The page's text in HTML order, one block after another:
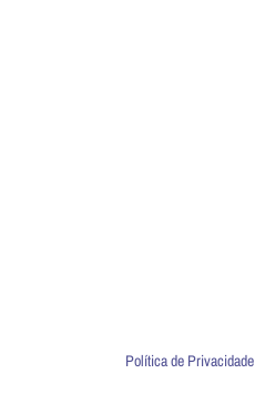
Política de Privacidade